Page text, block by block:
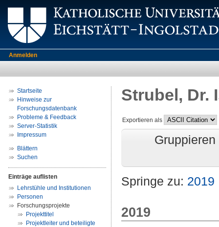
Anmelden
Startseite
Hinweise zur
Forschungsdatenbank
Probleme & Feedback
Server-Statistik
Impressum
Blättern
Suchen
Einträge auflisten
Lehrstühle und Institutionen
Personen
Forschungsprojekte
Projekttitel
Projektleiter und beteiligte
Strubel, Dr.
Exportieren als
Springe zu: 2019
2019